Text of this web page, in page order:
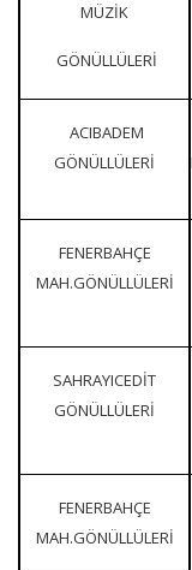
MÜZİK
GÖNÜLLÜLERİ
ACIBADEM
GÖNÜLLÜLERİ
FENERBAHÇE
MAH.GÖNÜLLÜLERİ
SAHRAYICEDİT
GÖNÜLLÜLERİ
FENERBAHÇE
MAH.GÖNÜLLÜLERİ